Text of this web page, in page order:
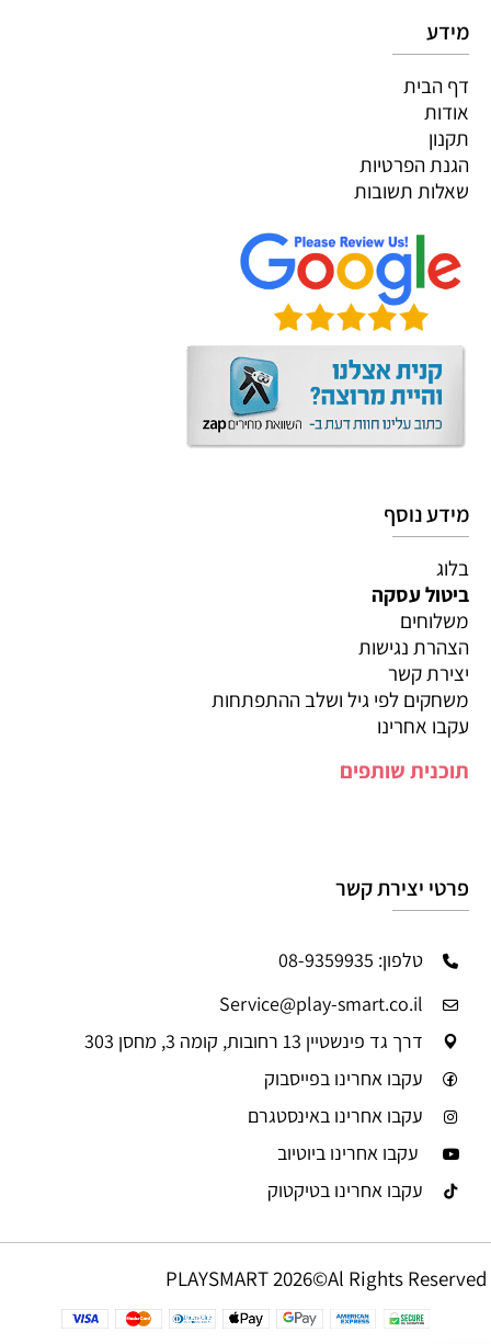
מידע
דף הבית
אודות
תקנון
הגנת הפרטיות
שאלות תשובות
מידע נוסף
בלוג
ביטול עסקה
משלוחים
הצהרת נגישות
יצירת קשר
משחקים לפי גיל ושלב ההתפתחות
עקבו אחרינו
תוכנית שותפים
פרטי יצירת קשר
טלפון: 08-9359935
Service@play-smart.co.il
דרך גד פינשטיין 13 רחובות, קומה 3, מחסן 303
עקבו אחרינו בפייסבוק
עקבו אחרינו באינסטגרם
עקבו אחרינו ביוטיוב
עקבו אחרינו בטיקטוק
PLAYSMART 2026©Al Rights Reserved